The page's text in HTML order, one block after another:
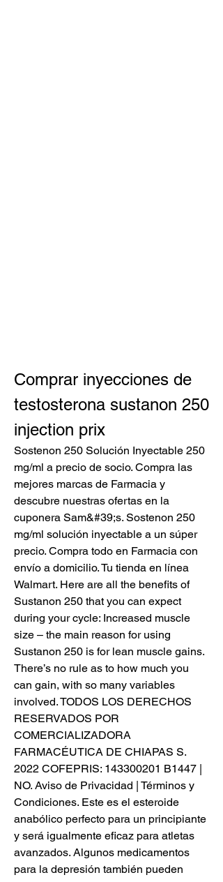
Comprar inyecciones de
testosterona sustanon 250
injection prix
Sostenon 250 Solución Inyectable 250
mg/ml a precio de socio. Compra las
mejores marcas de Farmacia y
descubre nuestras ofertas en la
cuponera Sam&#39;s. Sostenon 250
mg/ml solución inyectable a un súper
precio. Compra todo en Farmacia con
envío a domicilio. Tu tienda en línea
Walmart. Here are all the benefits of
Sustanon 250 that you can expect
during your cycle: Increased muscle
size – the main reason for using
Sustanon 250 is for lean muscle gains.
There’s no rule as to how much you
can gain, with so many variables
involved. TODOS LOS DERECHOS
RESERVADOS POR
COMERCIALIZADORA
FARMACÉUTICA DE CHIAPAS S.
2022 COFEPRIS: 143300201 B1447 |
NO. Aviso de Privacidad | Términos y
Condiciones. Este es el esteroide
anabólico perfecto para un principiante
y será igualmente eficaz para atletas
avanzados. Algunos medicamentos
para la depresión también pueden